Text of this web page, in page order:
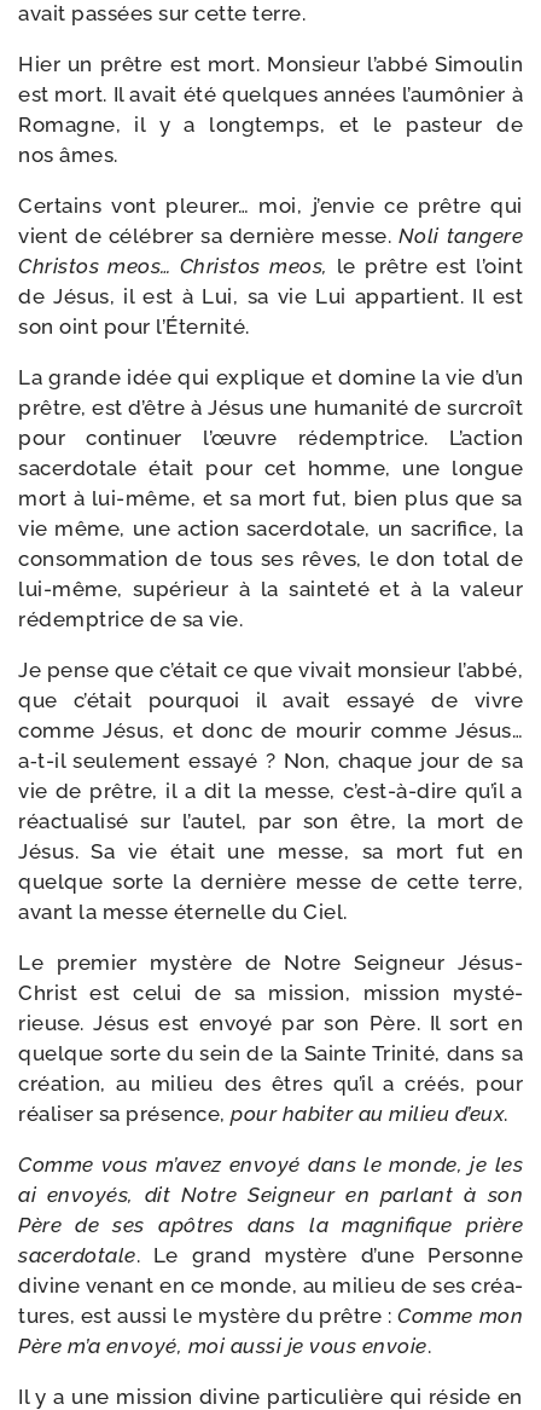
avait pas­sées sur cette terre.
Hier un prêtre est mort. Monsieur l’abbé Simoulin
est mort. Il avait été quelques années l’au­mô­nier à
Romagne, il y a long­temps, et le pas­teur de
nos âmes.
Certains vont pleu­rer… moi, j’envie ce prêtre qui
vient de célé­brer sa der­nière messe. Noli tan­gere
Christos meos… Christos meos, le prêtre est l’oint
de Jésus, il est à Lui, sa vie Lui appar­tient. Il est
son oint pour l’Éternité.
La grande idée qui explique et domine la vie d’un
prêtre, est d’être à Jésus une huma­ni­té de sur­croît
pour conti­nuer l’œuvre rédemp­trice. L’action
sacer­do­tale était pour cet homme, une longue
mort à lui-​même, et sa mort fut, bien plus que sa
vie même, une action sacer­do­tale, un sacri­fice, la
consom­ma­tion de tous ses rêves, le don total de
lui-​même, supé­rieur à la sain­te­té et à la valeur
rédemp­trice de sa vie.
Je pense que c’était ce que vivait mon­sieur l’abbé,
que c’était pour­quoi il avait essayé de vivre
comme Jésus, et donc de mou­rir comme Jésus…
a‑t-​il seule­ment essayé ? Non, chaque jour de sa
vie de prêtre, il a dit la messe, c’est-à-dire qu’il a
réac­tua­li­sé sur l’autel, par son être, la mort de
Jésus. Sa vie était une messe, sa mort fut en
quelque sorte la der­nière messe de cette terre,
avant la messe éter­nelle du Ciel.
Le pre­mier mys­tère de Notre Seigneur Jésus-​
Christ est celui de sa mis­sion, mis­sion mys­té­
rieuse. Jésus est envoyé par son Père. Il sort en
quelque sorte du sein de la Sainte Trinité, dans sa
créa­tion, au milieu des êtres qu’il a créés, pour
réa­li­ser sa pré­sence, pour habi­ter au milieu d’eux.
Comme vous m’avez envoyé dans le monde, je les
ai envoyés, dit Notre Seigneur en par­lant à son
Père de ses apôtres dans la magni­fique prière
sacer­do­tale. Le grand mys­tère d’une Personne
divine venant en ce monde, au milieu de ses créa­
tures, est aus­si le mys­tère du prêtre :Comme mon
Père m’a envoyé, moi aus­si je vous envoie.
Il y a une mis­sion divine par­ti­cu­lière qui réside en